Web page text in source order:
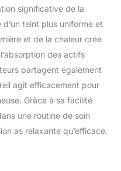
de lifting facial
de plusieurs
de protection
que la charge
les courts-circuits
contre les
tensions, vous
de l'utiliser
des conditions plus
Notre masseur
dispose de 3
mode et
significative de la
teint plus uniforme et
et de la chaleur crée
des actifs
partagent également
agit efficacement pour
Grâce à sa facilité
une routine de soin
as relaxante qu’efficace.